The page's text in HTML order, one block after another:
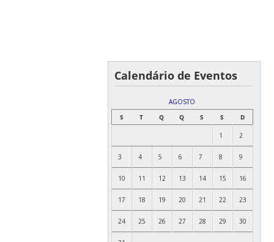
Calendário de Eventos
AGOSTO
S
T Q Q S S D
1 2
3 4 5 6 7 8 9
10 11 12 13 14 15 16
17 18 19 20 21 22 23
24 25 26 27 28 29 30